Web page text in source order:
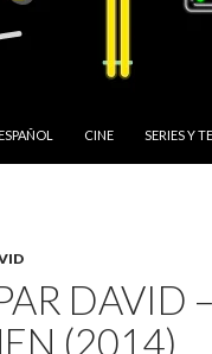
CINE SERIES Y
DAVID
(2014)